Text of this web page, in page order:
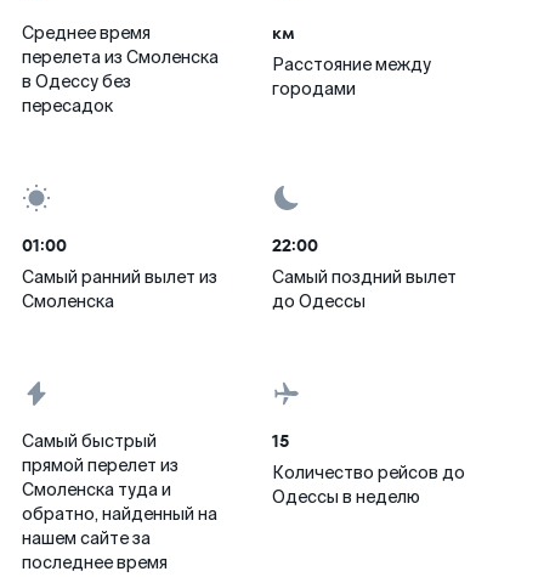
Среднее время
перелета из Смоленска
в Одессу без
пересадок
км
Расстояние между
городами
01:00
Самый ранний вылет из
Смоленска
22:00
Самый поздний вылет
до Одессы
Самый быстрый
прямой перелет из
Смоленска туда и
обратно, найденный на
нашем сайте за
последнее время
15
Количество рейсов до
Одессы в неделю